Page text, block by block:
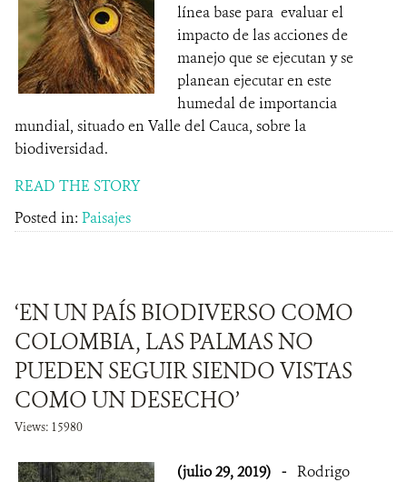
línea base para evaluar el
impacto de las acciones de
manejo que se ejecutan y se
planean ejecutar en este
humedal de importancia
mundial, situado en Valle del Cauca, sobre la
biodiversidad.
READ THE STORY
Posted in: Paisajes
‘EN UN PAÍS BIODIVERSO COMO
COLOMBIA, LAS PALMAS NO
PUEDEN SEGUIR SIENDO VISTAS
COMO UN DESECHO’
Views: 15980
(julio 29, 2019) - Rodrigo